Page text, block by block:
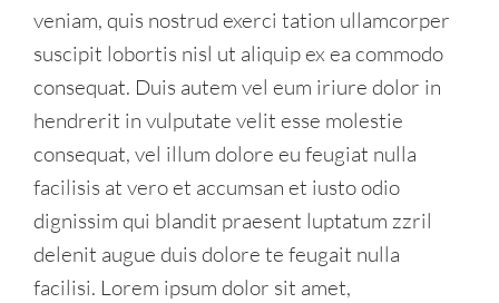
veniam, quis nostrud exerci tation ullamcorper
suscipit lobortis nisl ut aliquip ex ea commodo
consequat. Duis autem vel eum iriure dolor in
hendrerit in vulputate velit esse molestie
consequat, vel illum dolore eu feugiat nulla
facilisis at vero et accumsan et iusto odio
dignissim qui blandit praesent luptatum zzril
delenit augue duis dolore te feugait nulla
facilisi. Lorem ipsum dolor sit amet,